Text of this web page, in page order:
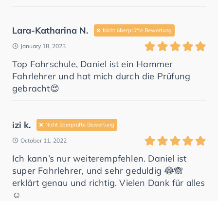
Lara-Katharina N. Nicht überprüfte Bewertung
January 18, 2023
Top Fahrschule, Daniel ist ein Hammer
Fahrlehrer und hat mich durch die Prüfung
gebracht😍
izi k. Nicht überprüfte Bewertung
October 11, 2022
Ich kann’s nur weiterempfehlen. Daniel ist
super Fahrlehrer, und sehr geduldig 😂🙈
erklärt genau und richtig. Vielen Dank für alles
☺️